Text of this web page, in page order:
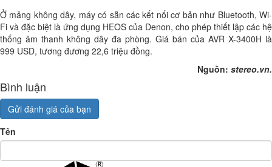
Ở mảng không dây, máy có sẵn các kết nối cơ bản như Bluetooth, Wi-
Fi và đặc biệt là ứng dụng HEOS của Denon, cho phép thiết lập các hệ
thống âm thanh không dây đa phòng. Giá bán của AVR X-3400H là
999 USD, tương đương 22,6 triệu đồng.
Nguồn: stereo.vn.
Bình luận
Gửi đánh giá của bạn
Tên